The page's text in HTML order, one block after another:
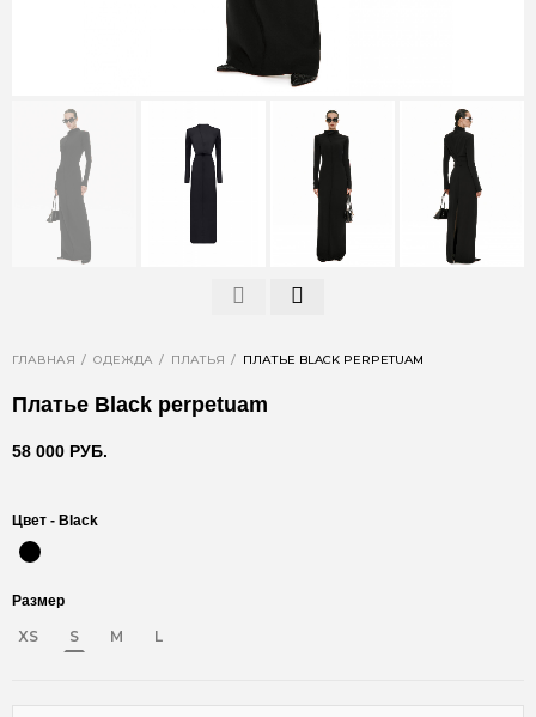
ГЛАВНАЯ ОДЕЖДА ПЛАТЬЯ ПЛАТЬЕ BLACK PERPETUAM
Платье Black perpetuam
58 000 РУБ.
Цвет - Black
Размер
XS S M L